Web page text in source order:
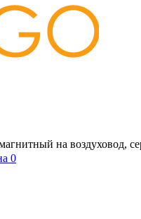
на воздуховод,
0